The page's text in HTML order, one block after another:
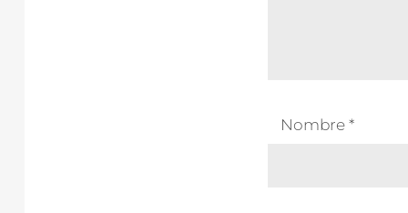
Nombre *